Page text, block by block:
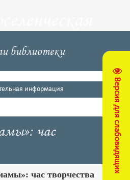
Версия для слабовидящих
район
библиотеки
информация
час
час творчества